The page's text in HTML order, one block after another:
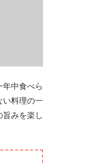
中食べら
い料理の一
みを楽し